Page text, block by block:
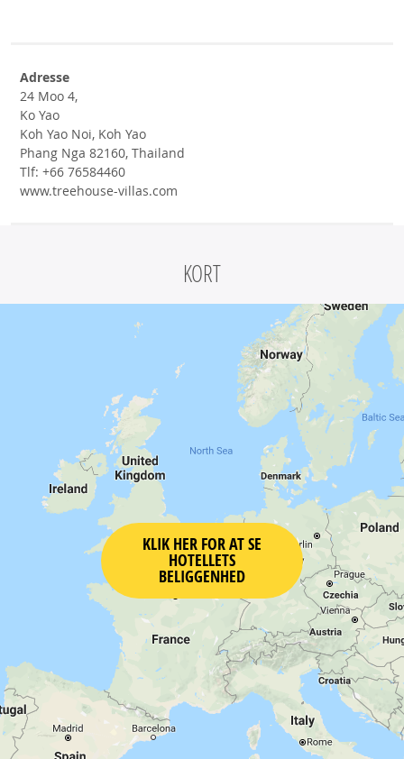
Adresse
24 Moo 4,
Ko Yao
Koh Yao Noi, Koh Yao
Phang Nga 82160, Thailand
Tlf: +66 76584460
www.treehouse-villas.com
KORT
KLIK HER FOR AT SE
HOTELLETS
BELIGGENHED